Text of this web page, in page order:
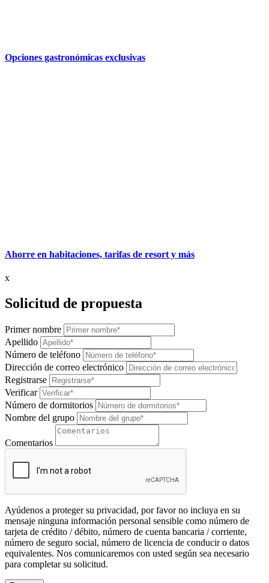
Opciones gastronómicas exclusivas
Ahorre en habitaciones, tarifas de resort y más
x
Solicitud de propuesta
Primer nombre
Apellido
Número de teléfono
Dirección de correo electrónico
Registrarse
Verificar
Número de dormitorios
Nombre del grupo
Comentarios
Ayúdenos a proteger su privacidad, por favor no incluya en su
mensaje ninguna información personal sensible como número de
tarjeta de crédito / débito, número de cuenta bancaria / corriente,
número de seguro social, número de licencia de conducir o datos
equivalentes. Nos comunicaremos con usted según sea necesario
para completar su solicitud.